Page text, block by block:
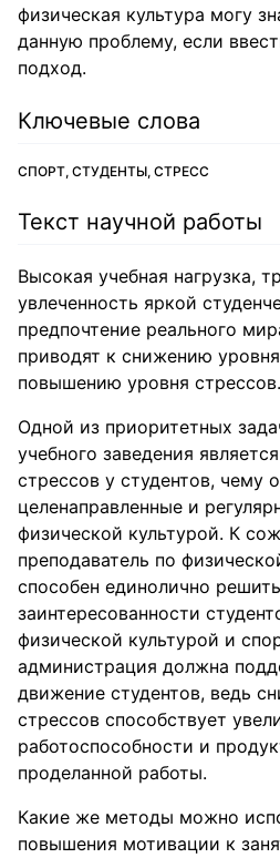
физическая культура могу
данную проблему, если
подход.
Ключевые слова
СПОРТ, СТУДЕНТЫ, СТРЕСС
Текст научной работы
Высокая учебная нагрузка,
увлеченность яркой
предпочтение реального
приводят к снижению
повышению уровня стрессов.
Одной из приоритетных
учебного заведения
стрессов у студентов, чему
целенаправленные и
физической культурой. К
преподаватель по
способен единолично
заинтересованности
физической культурой и
администрация должна
движение студентов, ведь
стрессов способствует
работоспособности и
проделанной работы.
Какие же методы можно
повышения мотивации к